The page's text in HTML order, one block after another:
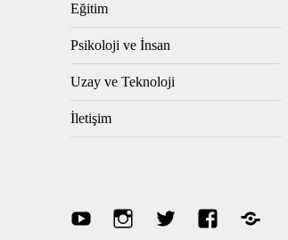
Eğitim
Psikoloji ve İnsan
Uzay ve Teknoloji
İletişim
YoutubeInstagramTwitter FacebookDiscord